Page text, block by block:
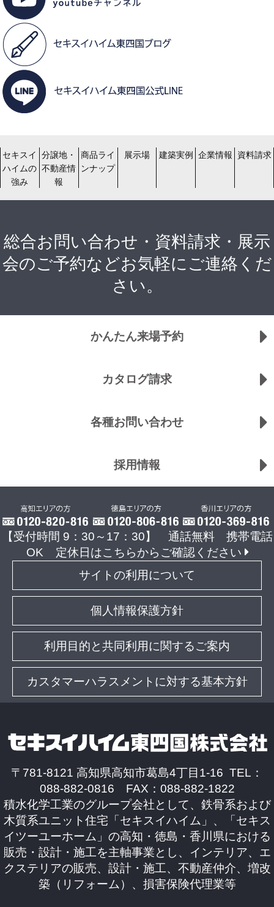
セキスイ
ハイムの
強み
分譲地・
不動産情
報
商品ライ
ンナップ
展示場 建築実例 企業情報 資料請求
総合お問い合わせ・資料請求・展示
会のご予約などお気軽にご連絡くだ
さい。
かんたん来場予約
カタログ請求
各種お問い合わせ
採用情報
【受付時間 9：30～17：30】 通話無料 携帯電話
OK
定休日はこちらからご確認ください
サイトの利用について
個人情報保護方針
利用目的と共同利用に関するご案内
カスタマーハラスメントに対する基本方針
〒781-8121 高知県高知市葛島4丁目1-16 TEL：
088-882-0816 FAX：088-882-1822
積水化学工業のグループ会社として、鉄骨系および
木質系ユニット住宅「セキスイハイム」、「セキス
イツーユーホーム」の高知・徳島・香川県における
販売・設計・施工を主軸事業とし、インテリア、エ
クステリアの販売、設計・施工、不動産仲介、増改
築（リフォーム）、損害保険代理業等